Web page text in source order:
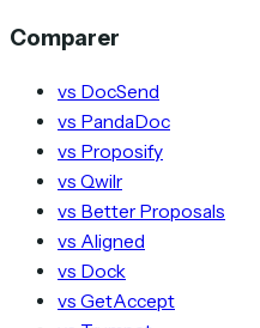
Comparer
vs DocSend
vs PandaDoc
vs Proposify
vs Qwilr
vs Better Proposals
vs Aligned
vs Dock
vs GetAccept